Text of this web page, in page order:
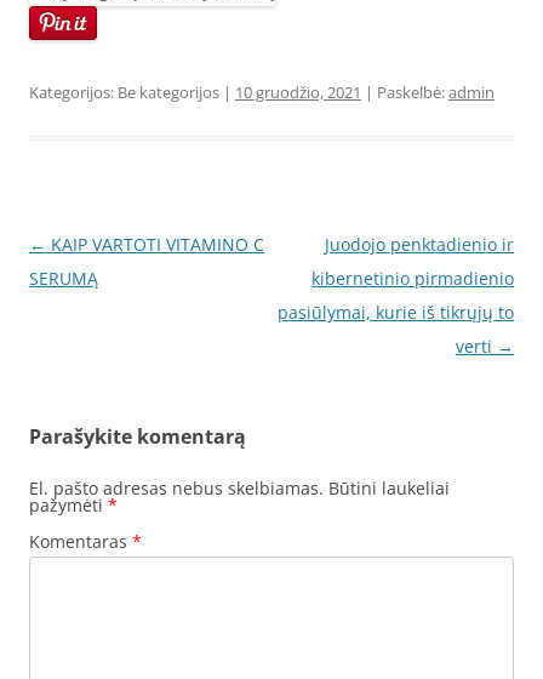
Kategorijos: Be kategorijos | 10 gruodžio, 2021 | Paskelbė:admin
Įrašo
navigacija
← KAIP VARTOTI VITAMINO C
SERUMĄ
Juodojo penktadienio ir
kibernetinio pirmadienio
pasiūlymai, kurie iš tikrųjų to
verti →
Parašykite komentarą
El. pašto adresas nebus skelbiamas. Būtini laukeliai
pažymėti *
Komentaras *